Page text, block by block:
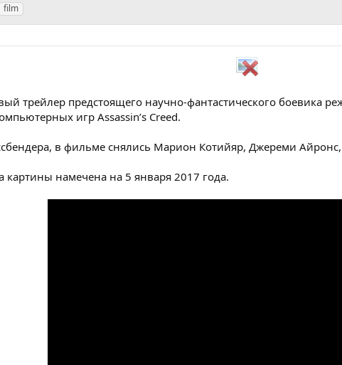
film
трейлер предстоящего научно-фантастического боевика
игр Assassin’s Creed.
в фильме снялись Марион Котийяр, Джереми
картины намечена на 5 января 2017 года.